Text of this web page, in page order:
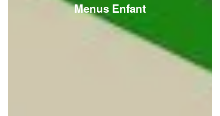
Menus Enfant